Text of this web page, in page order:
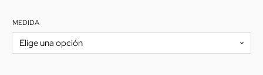
25,00€
MEDIDA